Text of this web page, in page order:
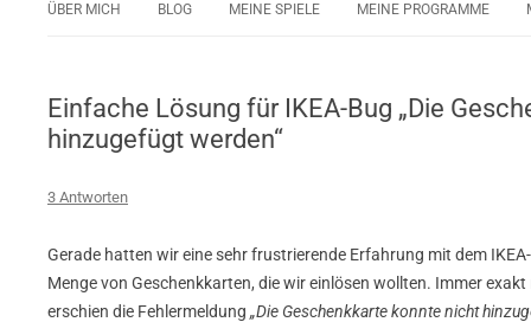
ÜBER MICH BLOG MEINE SPIELE
BLOCKS 2001
ROCKET RAGE
ROLLMORAD — GUHASE 2010
MEINE PROGRAMME
Einfache Lösung für IKEA-Bug „Die
hinzugefügt werden“
3 Antworten
Gerade hatten wir eine sehr frustrierende Erfahrung mit dem
Menge von Geschenkkarten, die wir einlösen wollten. Immer
erschien die Fehlermeldung „Die Geschenkkarte konnte nicht